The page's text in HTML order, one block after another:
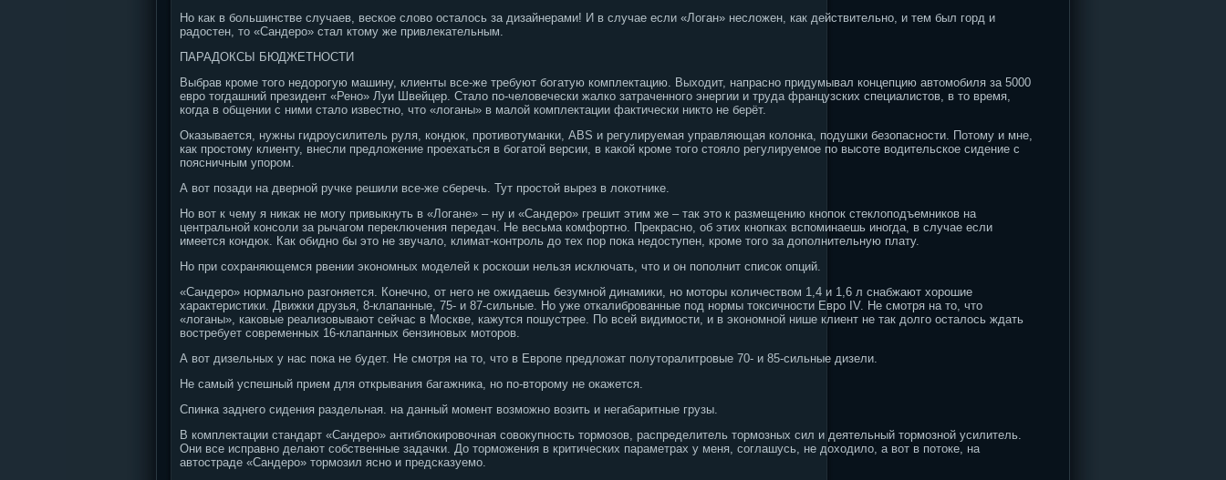
Но как в большинстве случаев, веское слово осталось за дизайнерами! И в случае если «Логан» несложен, как действительно, и тем был горд и
радостен, то «Сандеро» стал ктому же привлекательным.
ПАРАДОКСЫ БЮДЖЕТНОСТИ
Выбрав кроме того недорогую машину, клиенты все-же требуют богатую комплектацию. Выходит, напрасно придумывал концепцию автомобиля за 5000
евро тогдашний президент «Рено» Луи Швейцер. Стало по-человечески жалко затраченного энергии и труда французских специалистов, в то время,
когда в общении с ними стало известно, что «логаны» в малой комплектации фактически никто не берёт.
Оказывается, нужны гидроусилитель руля, кондюк, противотуманки, АBS и регулируемая управляющая колонка, подушки безопасности. Потому и мне,
как простому клиенту, внесли предложение проехаться в богатой версии, в какой кроме того стояло регулируемое по высоте водительское сидение с
поясничным упором.
А вот позади на дверной ручке решили все-же сберечь. Тут простой вырез в локотнике.
Но вот к чему я никак не могу привыкнуть в «Логане» – ну и «Сандеро» грешит этим же – так это к размещению кнопок стеклоподъемников на
центральной консоли за рычагом переключения передач. Не весьма комфортно. Прекрасно, об этих кнопках вспоминаешь иногда, в случае если
имеется кондюк. Как обидно бы это не звучало, климат-контроль до тех пор пока недоступен, кроме того за дополнительную плату.
Но при сохраняющемся рвении экономных моделей к роскоши нельзя исключать, что и он пополнит список опций.
«Сандеро» нормально разгоняется. Конечно, от него не ожидаешь безумной динамики, но моторы количеством 1,4 и 1,6 л снабжают хорошие
характеристики. Движки друзья, 8-клапанные, 75- и 87-сильные. Но уже откалиброванные под нормы токсичности Евро IV. Не смотря на то, что
«логаны», каковые реализовывают сейчас в Москве, кажутся пошустрее. По всей видимости, и в экономной нише клиент не так долго осталось ждать
востребует современных 16-клапанных бензиновых моторов.
А вот дизельных у нас пока не будет. Не смотря на то, что в Европе предложат полуторалитровые 70- и 85-сильные дизели.
Не самый успешный прием для открывания багажника, но по-второму не окажется.
Спинка заднего сидения раздельная. на данный момент возможно возить и негабаритные грузы.
В комплектации стандарт «Сандеро» антиблокировочная совокупность тормозов, распределитель тормозных сил и деятельный тормозной усилитель.
Они все исправно делают собственные задачки. До торможения в критических параметрах у меня, соглашусь, не доходило, а вот в потоке, на
автостраде «Сандеро» тормозил ясно и предсказуемо.